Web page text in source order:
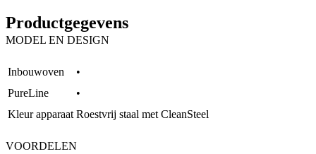
Productgegevens
MODEL EN DESIGN
Inbouwoven
•
PureLine
•
Kleur apparaat Roestvrij staal met CleanSteel
VOORDELEN